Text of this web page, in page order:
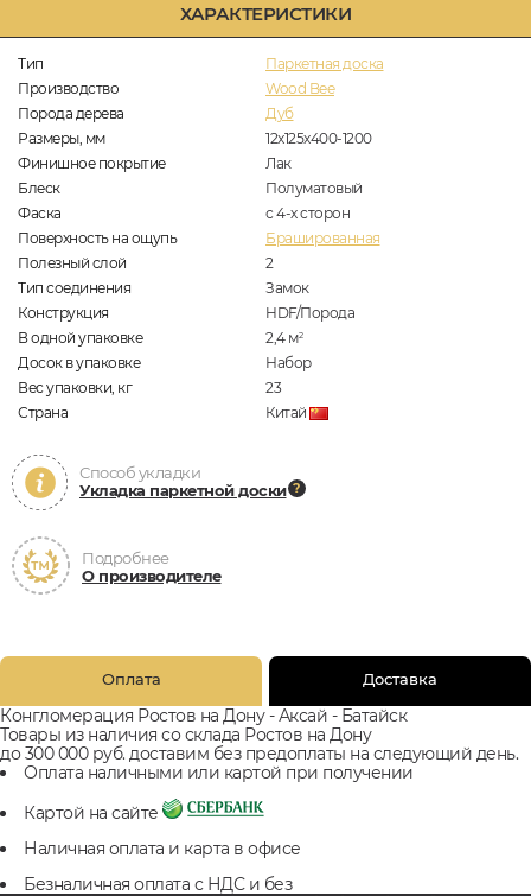
ХАРАКТЕРИСТИКИ
Тип
Паркетная доска
Производство
Wood Bee
Порода дерева
Дуб
Размеры, мм
12x125x400-1200
Финишное покрытие
Лак
Блеск
Полуматовый
Фаска
с 4-х сторон
Поверхность на ощупь
Брашированная
Полезный слой
2
Тип соединения
Замок
Конструкция
HDF/Порода
В одной упаковке
2,4 м2
Досок в упаковке
Набор
Вес упаковки, кг
23
Страна
Китай
Способ укладки
Укладка паркетной доски
Подробнее
О производителе
Оплата Доставка
Конгломерация Ростов на Дону - Аксай - Батайск
Товары из наличия со склада Ростов на Дону
до 300 000 руб. доставим без предоплаты на следующий день.
Оплата наличными или картой при получении
Картой на сайте
Наличная оплата и карта в офисе
Безналичная оплата с НДС и без